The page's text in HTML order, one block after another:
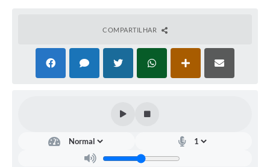
Galeria de Fotos
COMPARTILHAR